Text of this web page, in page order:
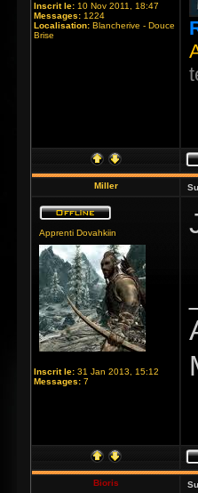
Inscrit le: 10 Nov 2011, 18:47
Messages: 1224
Localisation: Blancherive - Douce
Brise
Miller
Apprenti Dovahkiin
Inscrit le: 31 Jan 2013, 15:12
Messages: 7
Bioris